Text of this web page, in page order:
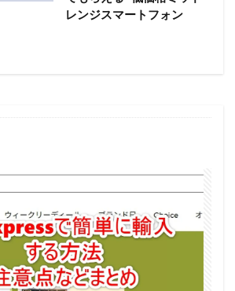
レンジスマートフォン